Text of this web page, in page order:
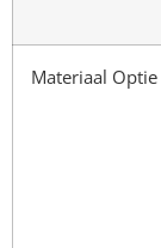
Materiaal Optie